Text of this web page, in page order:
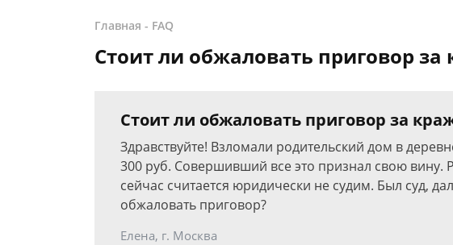
Главная - FAQ
Стоит ли обжаловать приговор
Стоит ли обжаловать приговор за
Здравствуйте! Взломали родительский дом в
300 руб. Совершивший все это признал свою вину.
сейчас считается юридически не судим. Был суд,
обжаловать приговор?
Елена, г. Москва